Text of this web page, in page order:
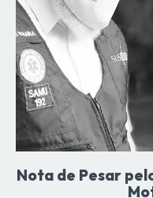
Nota de Pesar